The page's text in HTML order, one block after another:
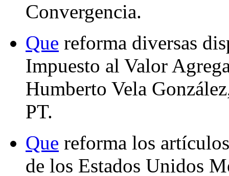
Convergencia.
Que reforma diversas
Impuesto al Valor
Humberto Vela
PT.
Que reforma los
de los Estados Unidos